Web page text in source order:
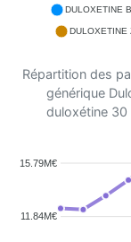
DULOXETINE
DULOXETINE
Répartition des
générique
duloxétine
15.79M€
11.84M€